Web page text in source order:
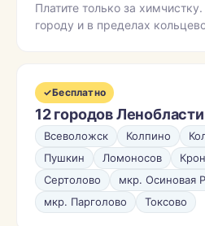
Платите только за
городу и в пределах
✓Бесплатно
12 городов Ленобласти
Всеволожск Колпино
Пушкин
Ломоносов
Сертолово
мкр. Осиновая
мкр. Парголово
Токсово